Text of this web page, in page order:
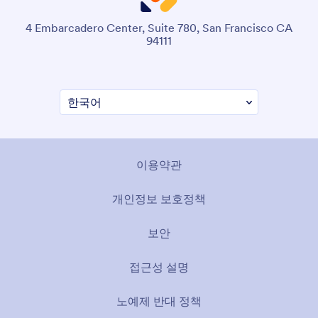
4 Embarcadero Center, Suite 780, San Francisco CA
94111
이용약관
개인정보 보호정책
보안
접근성 설명
노예제 반대 정책